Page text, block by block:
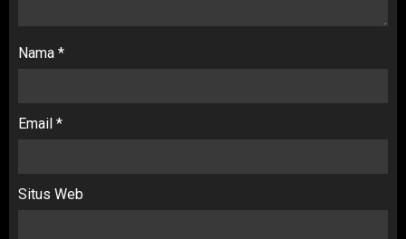
Nama *
Email *
Situs Web